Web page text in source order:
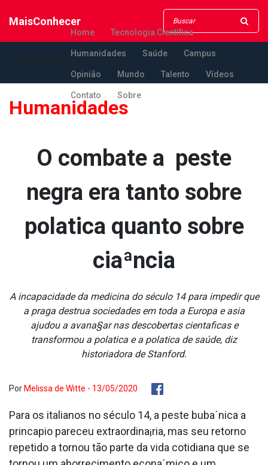
MaisConhecer
Home Tecnologia Científica
Humanidades Saúde Campus
Opinião Mundo Talento Vídeos
Contato Sobre
Humanidades
O combate a peste
negra era tanto sobre
pola­tica quanto sobre
ciaªncia
A incapacidade da medicina do século 14 para impedir que
a praga destrua sociedades em toda a Europa e asia
ajudou a avana§ar nas descobertas cienta­ficas e
transformou a pola­tica e a pola­tica de saúde, diz
historiadora de Stanford.
Por Melissa de Witte - 13/05/2020
Para os italianos no século 14, a peste buba´nica a
princa­pio pareceu extraordina¡ria, mas seu retorno
repetido a tornou tão parte da vida cotidiana que se